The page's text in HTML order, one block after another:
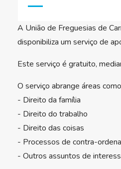
A União de Freguesias de
disponibiliza um serviço de
Este serviço é gratuito,
O serviço abrange áreas
- Direito da família
- Direito do trabalho
- Direito das coisas
- Processos de contra-
- Outros assuntos de